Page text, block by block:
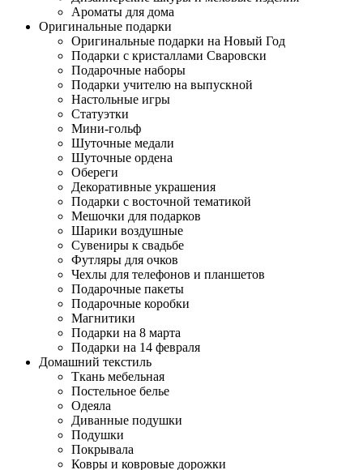
Ароматы для дома
Оригинальные подарки
Оригинальные подарки на Новый Год
Подарки с кристаллами Сваровски
Подарочные наборы
Подарки учителю на выпускной
Настольные игры
Статуэтки
Мини-гольф
Шуточные медали
Шуточные ордена
Обереги
Декоративные украшения
Подарки с восточной тематикой
Мешочки для подарков
Шарики воздушные
Сувениры к свадьбе
Футляры для очков
Чехлы для телефонов и планшетов
Подарочные пакеты
Подарочные коробки
Магнитики
Подарки на 8 марта
Подарки на 14 февраля
Домашний текстиль
Ткань мебельная
Постельное белье
Одеяла
Диванные подушки
Подушки
Покрывала
Ковры и ковровые дорожки